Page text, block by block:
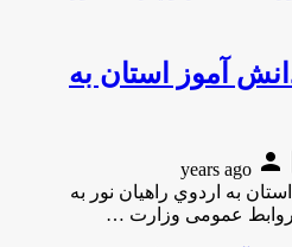
8 هزار و500 دانش آموز استان به
person
دانش آموز استان به اردوي راهيان نور به
عمومی وزارت …